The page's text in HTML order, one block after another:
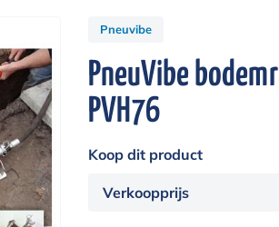
Pneuvibe
PneuVibe
PVH76
Koop dit product
Verkoopprijs